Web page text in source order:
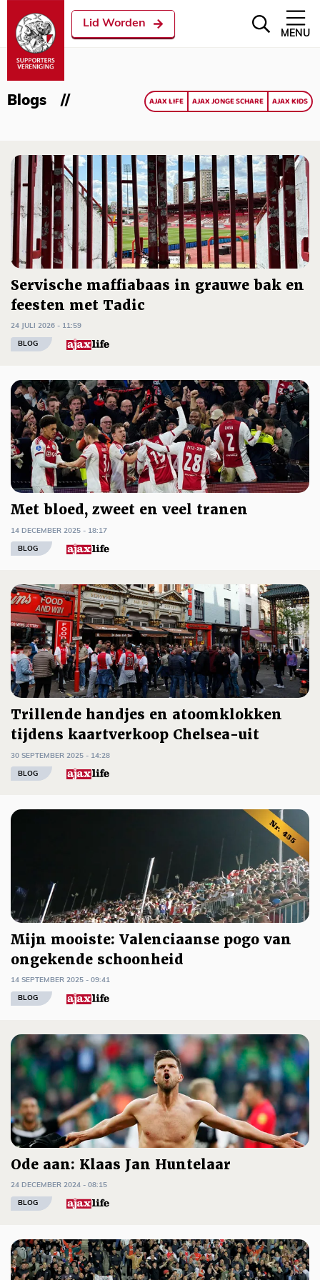
Lid Worden
MENU
Blogs AJAX LIFE AJAX JONGE SCHARE AJAX KIDS
Servische maffiabaas in grauwe bak en
feesten met Tadic
24 JULI 2026 - 11:59
BLOG
Met bloed, zweet en veel tranen
14 DECEMBER 2025 - 18:17
BLOG
Trillende handjes en atoomklokken
tijdens kaartverkoop Chelsea-uit
30 SEPTEMBER 2025 - 14:28
BLOG
Mijn mooiste: Valenciaanse pogo van
ongekende schoonheid
14 SEPTEMBER 2025 - 09:41
BLOG
Ode aan: Klaas Jan Huntelaar
24 DECEMBER 2024 - 08:15
BLOG